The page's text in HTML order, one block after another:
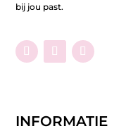
bij jou past.
INFORMATIE